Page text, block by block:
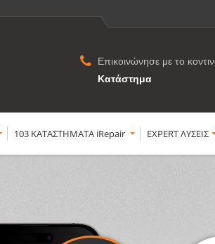
Επικοινώνησε με το
Κατάστημα
103 ΚΑΤΑΣΤΗΜΑΤΑ iRepair EXPERT ΛΥΣΕΙΣ